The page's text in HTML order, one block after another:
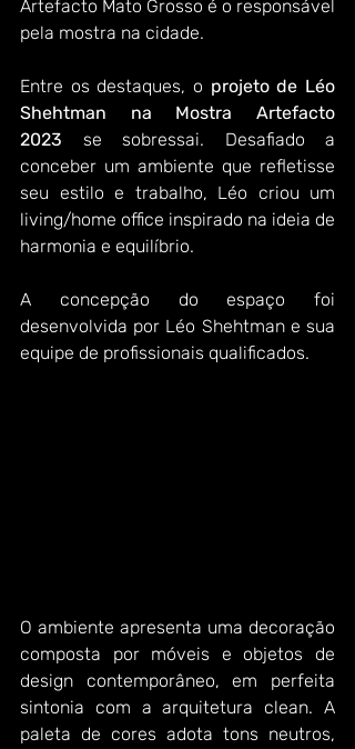
Artefacto Mato Grosso é o responsável
pela mostra na cidade.
Entre os destaques, o projeto de Léo
Shehtman na Mostra Artefacto
2023 se sobressai. Desafiado a
conceber um ambiente que refletisse
seu estilo e trabalho, Léo criou um
living/home office inspirado na ideia de
harmonia e equilíbrio.
A concepção do espaço foi
desenvolvida por Léo Shehtman e sua
equipe de profissionais qualificados.
O ambiente apresenta uma decoração
composta por móveis e objetos de
design contemporâneo, em perfeita
sintonia com a arquitetura clean. A
paleta de cores adota tons neutros,